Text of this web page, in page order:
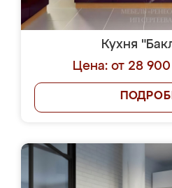
Кухня
Цена: от 28